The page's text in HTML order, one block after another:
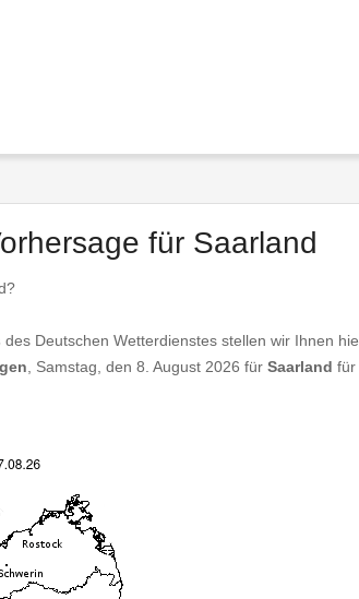
für Saarland
des Deutschen Wetterdienstes stellen wir Ihnen
, Samstag, den 8. August 2026 für Saarland für